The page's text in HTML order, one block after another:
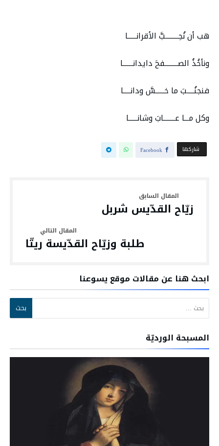
هب أن نُحِـــــــــبَّ الأقرانــــــا
ونأخُذُ الصـــــــــفحَ دايدانـــــــا
فنجنُـــــبَ ما خــــــسَّ ودانـــــا
وكل مـــا عــــــــابَ وشانــــــا
‫‫ شاركها‬ Facebook
زيّاح القدّيس شربل
طلبة وزيّاح القدّيسة ريتّا
ابحث هنا عن مقالات موقع يسوعنا
البحث عن:
المسبحة الورديّة